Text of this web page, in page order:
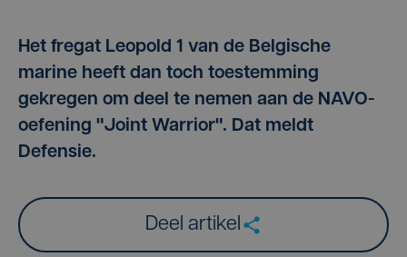
Het fregat Leopold 1 van de Belgische
marine heeft dan toch toestemming
gekregen om deel te nemen aan de NAVO-
oefening "Joint Warrior". Dat meldt
Defensie.
Deel artikel